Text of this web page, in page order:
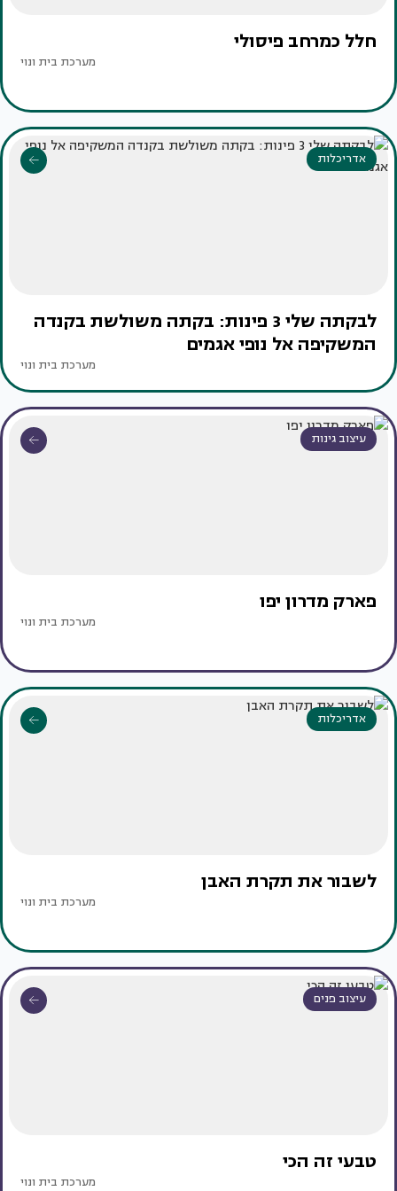
חלל כמרחב פיסולי
מערכת בית ונוי
אדריכלות
לבקתה שלי 3 פינות: בקתה משולשת בקנדה
המשקיפה אל נופי אגמים
מערכת בית ונוי
עיצוב גינות
פארק מדרון יפו
מערכת בית ונוי
אדריכלות
לשבור את תקרת האבן
מערכת בית ונוי
עיצוב פנים
טבעי זה הכי
מערכת בית ונוי